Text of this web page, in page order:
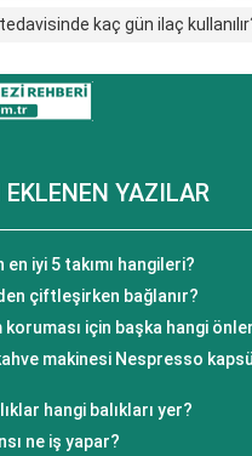
kaç gün ilaç
EKLENEN YAZILAR
en iyi 5 takımı hangileri?
çiftleşirken bağlanır?
koruması için başka hangi
makinesi Nespresso
hangi balıkları yer?
ne iş yapar?